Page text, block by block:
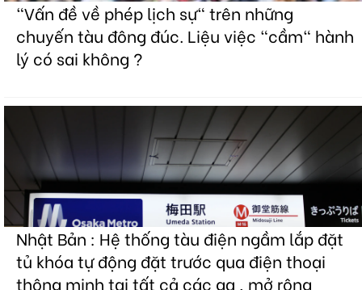
"Vấn đề về phép lịch sự" trên những
chuyến tàu đông đúc. Liệu việc "cầm" hành
lý có sai không ?
Nhật Bản : Hệ thống tàu điện ngầm lắp đặt
tủ khóa tự động đặt trước qua điện thoại
thông minh tại tất cả các ga , mở rộng